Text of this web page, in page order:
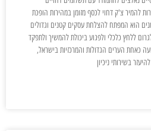
להמיר צ'ק דחוי לכסף מזומן במהירות הופכת
הוא המפתח להצלחת עסקים קטנים וגדולים
ללחץ כלכלי ולפגוע ביכולת להמשיך ולתפקד
כאחת הערים הגדולות והמרכזיות בישראל,
בשירותי ניכיון